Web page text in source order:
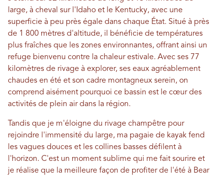
large, à cheval sur l'Idaho et le Kentucky, avec une
superficie à peu près égale dans chaque État. Situé à près
de 1 800 mètres d'altitude, il bénéficie de températures
plus fraîches que les zones environnantes, offrant ainsi un
refuge bienvenu contre la chaleur estivale. Avec ses 77
kilomètres de rivage à explorer, ses eaux agréablement
chaudes en été et son cadre montagneux serein, on
comprend aisément pourquoi ce bassin est le cœur des
activités de plein air dans la région.
Tandis que je m'éloigne du rivage champêtre pour
rejoindre l'immensité du large, ma pagaie de kayak fend
les vagues douces et les collines basses défilent à
l'horizon. C'est un moment sublime qui me fait sourire et
je réalise que la meilleure façon de profiter de l'été à Bear